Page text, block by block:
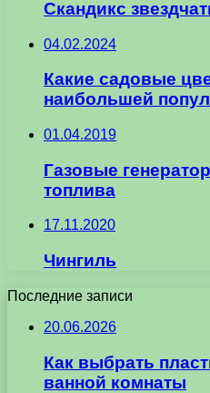
Скандикс
04.02.2024
Какие садовые
наибольшей
01.04.2019
Газовые
топлива
17.11.2020
Чингиль
Последние записи
20.06.2026
Как выбрать
ванной комнаты